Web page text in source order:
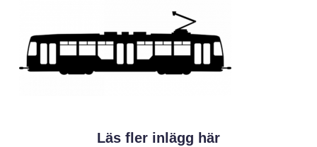
Läs fler inlägg här